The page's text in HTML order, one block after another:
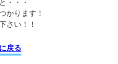
・・・
かります！
さい！！
戻る